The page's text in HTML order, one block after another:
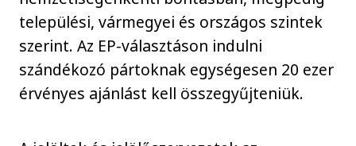
települési, vármegyei és országos szintek
szerint. Az EP-választáson indulni
szándékozó pártoknak egységesen 20 ezer
érvényes ajánlást kell összegyűjteniük.